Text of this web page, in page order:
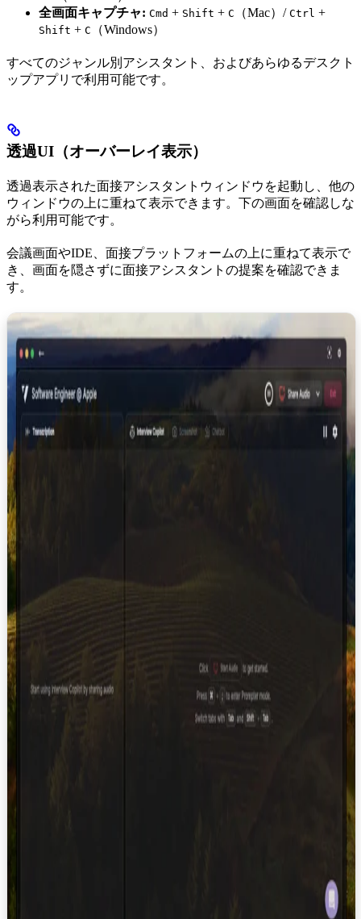
全画面キャプチャ: Cmd + Shift + C （Mac）/ Ctrl +
Shift + C （Windows）
すべてのジャンル別アシスタント、およびあらゆるデスクト
ップアプリで利用可能です。
透過UI（オーバーレイ表示）
透過表示された面接アシスタントウィンドウを起動し、他の
ウィンドウの上に重ねて表示できます。下の画面を確認しな
がら利用可能です。
会議画面やIDE、面接プラットフォームの上に重ねて表示で
き、画面を隠さずに面接アシスタントの提案を確認できま
す。